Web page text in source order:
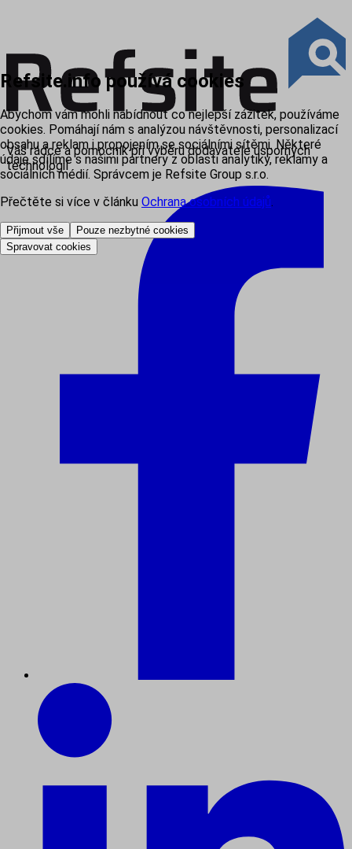
Váš rádce a pomocník při výběru dodavatele úsporných
technologií
Refsite.info používá cookies
Abychom vám mohli nabídnout co nejlepší zážitek, používáme
cookies. Pomáhají nám s analýzou návštěvnosti, personalizací
obsahu a reklam i propojením se sociálními sítěmi. Některé
údaje sdílíme s našimi partnery z oblasti analytiky, reklamy a
sociálních médií. Správcem je Refsite Group s.r.o.
Přečtěte si více v článku Ochrana osobních údajů.
Přijmout vše
Pouze nezbytné cookies
Spravovat cookies